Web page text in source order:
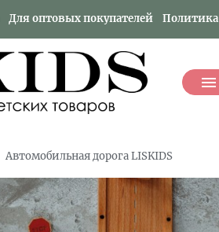
Для оптовых покупателей Политика
Автомобильная дорога LISKIDS